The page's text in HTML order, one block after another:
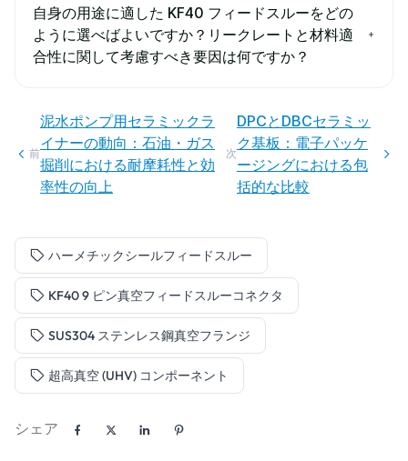
自身の用途に適した KF40 フィードスルーをどの
ように選べばよいですか？リークレートと材料適
合性に関して考慮すべき要因は何ですか？
前
泥水ポンプ用セラミックラ
イナーの動向：石油・ガス
掘削における耐摩耗性と効
率性の向上
次
DPCとDBCセラミッ
ク基板：電子パッケ
ージングにおける包
括的な比較
ハーメチックシールフィードスルー
KF40 9 ピン真空フィードスルーコネクタ
SUS304 ステンレス鋼真空フランジ
超高真空 (UHV) コンポーネント
シェア